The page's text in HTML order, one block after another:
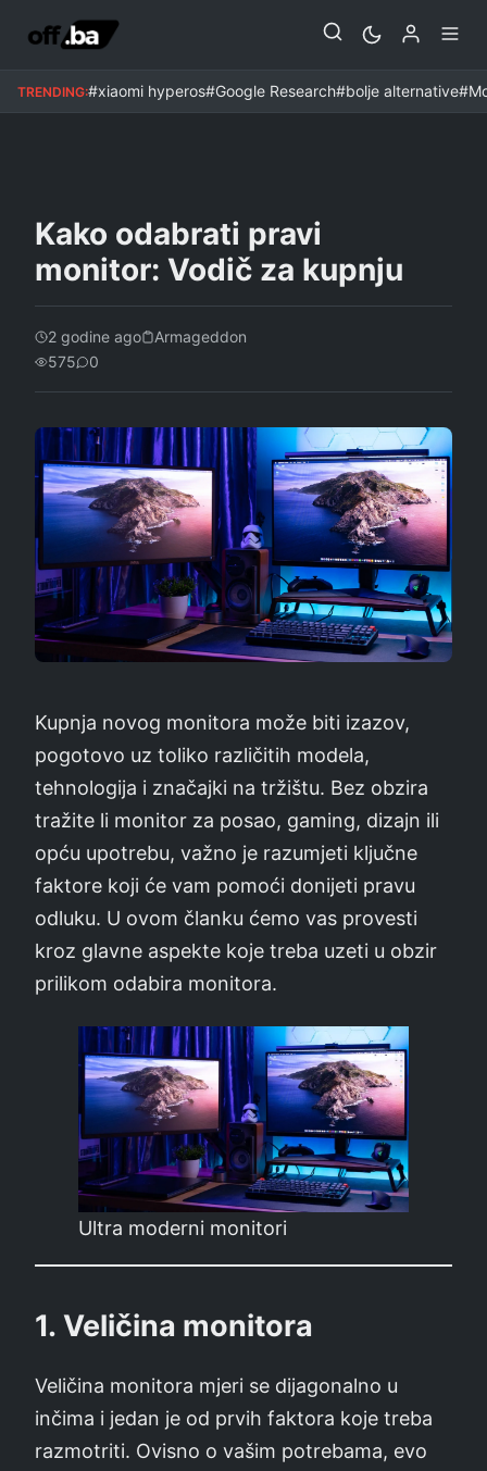
TRENDING:#xiaomi hyperos#Google Research#bolje alternative
HOWTO
Kako odabrati pravi
monitor: Vodič za kupnju
2 godine ago
Armageddon
575
0
Kupnja novog monitora može biti izazov,
pogotovo uz toliko različitih modela,
tehnologija i značajki na tržištu. Bez obzira
tražite li monitor za posao, gaming, dizajn ili
opću upotrebu, važno je razumjeti ključne
faktore koji će vam pomoći donijeti pravu
odluku. U ovom članku ćemo vas provesti
kroz glavne aspekte koje treba uzeti u obzir
prilikom odabira monitora.
Ultra moderni monitori
1. Veličina monitora
Veličina monitora mjeri se dijagonalno u
inčima i jedan je od prvih faktora koje treba
razmotriti. Ovisno o vašim potrebama, evo